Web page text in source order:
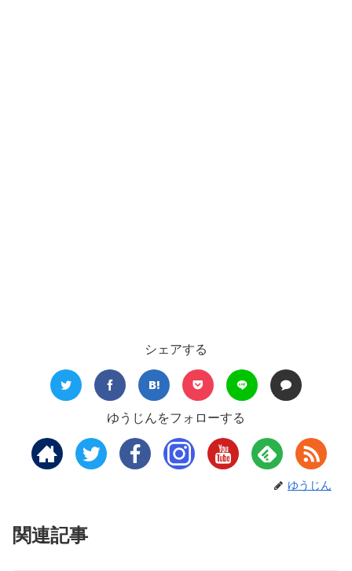
シェアする
ゆうじんをフォローする
ゆうじん
関連記事